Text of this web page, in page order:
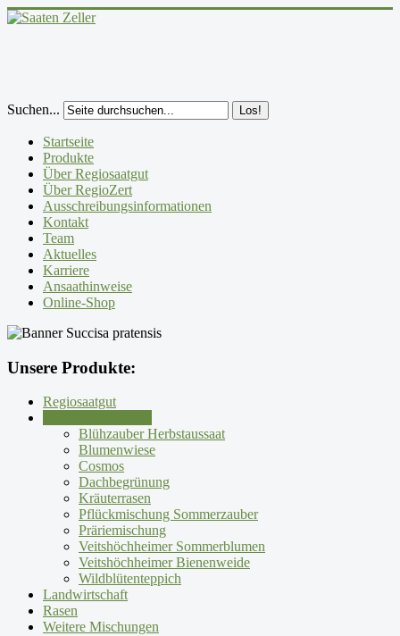
Suchen... Los!
Startseite
Produkte
Über Regiosaatgut
Über RegioZert
Ausschreibungsinformationen
Kontakt
Team
Aktuelles
Karriere
Ansaathinweise
Online-Shop
Unsere Produkte:
Regiosaatgut
Blühzauber Herbstaussaat
Blumenwiese
Cosmos
Dachbegrünung
Kräuterrasen
Pflückmischung Sommerzauber
Präriemischung
Veitshöchheimer Sommerblumen
Veitshöchheimer Bienenweide
Wildblütenteppich
Landwirtschaft
Rasen
Weitere Mischungen